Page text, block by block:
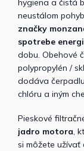
neustálom
značky
spotrebe
dobu. Obehové
polypropylén /
dodáva
chlóru a iným
Pieskové
jadro motora ,
si môžete